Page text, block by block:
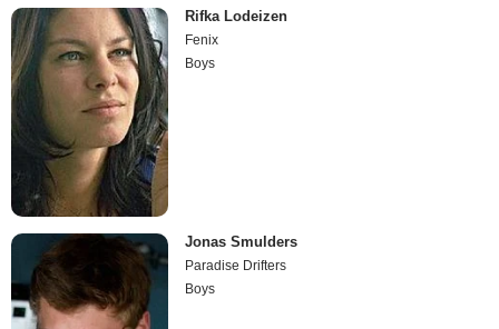
Rifka Lodeizen
Fenix
Boys
Jonas Smulders
Paradise Drifters
Boys